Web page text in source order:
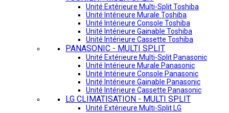
Unité Extérieure Multi-Split Toshiba
Unité Intérieure Murale Toshiba
Unité Intérieure Console Toshiba
Unité Intérieure Gainable Toshiba
Unité Intérieure Cassette Toshiba
PANASONIC - MULTI SPLIT
Unité Extérieure Multi-Split Panasonic
Unité Intérieure Murale Panasonic
Unité Intérieure Console Panasonic
Unité Intérieure Gainable Panasonic
Unité Intérieure Cassette Panasonic
LG CLIMATISATION - MULTI SPLIT
Unité Extérieure Multi-Split LG